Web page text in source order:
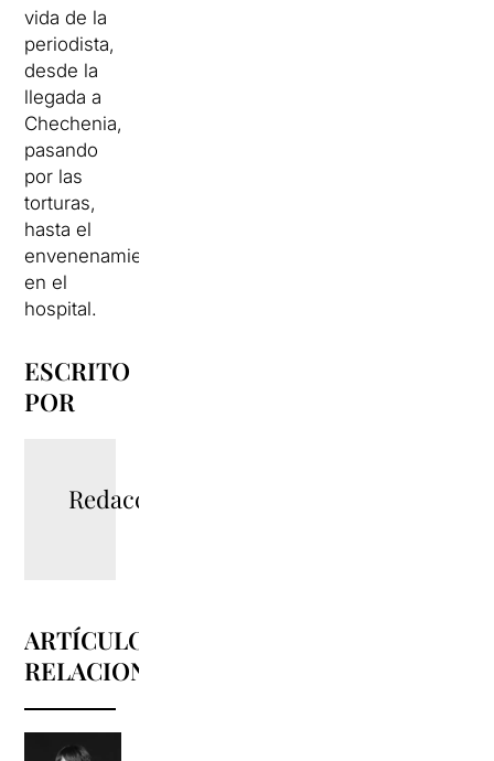
vida de la
periodista,
desde la
llegada a
Chechenia,
pasando
por las
torturas,
hasta el
envenenamiento
en el
hospital.
ESCRITO
POR
Redacció
ARTÍCULOS
RELACIONADOS